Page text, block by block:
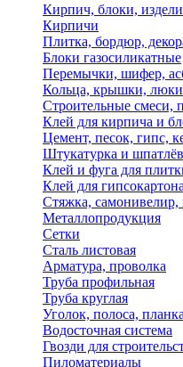
Кирпич, блоки,
Кирпичи
Плитка, бордюр,
Блоки газосиликатные
Перемычки, шифер,
Кольца, крышки, люки
Строительные смеси,
Клей для кирпича и
Цемент, песок, гипс,
Штукатурка и
Клей и фуга для
Клей для
Стяжка, самонивелир,
Металлопродукция
Сетки
Сталь листовая
Арматура, проволка
Труба профильная
Труба круглая
Уголок, полоса, планка
Водосточная система
Гвозди для
Пиломатериалы